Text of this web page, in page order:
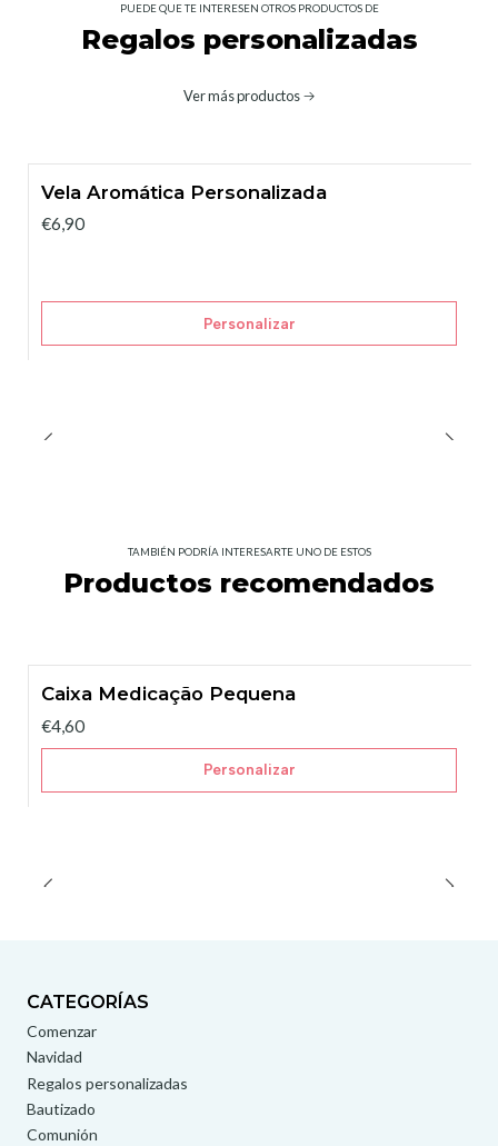
PUEDE QUE TE INTERESEN OTROS PRODUCTOS DE
Regalos personalizadas
Ver más productos
Vela Aromática Personalizada
€6,90
Personalizar
TAMBIÉN PODRÍA INTERESARTE UNO DE ESTOS
Productos recomendados
Caixa Medicação Pequena
€4,60
Personalizar
CATEGORÍAS
Comenzar
Navidad
Regalos personalizadas
Bautizado
Comunión